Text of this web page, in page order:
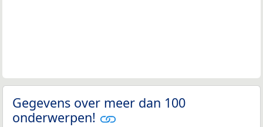
Gegevens over meer dan 100
onderwerpen!